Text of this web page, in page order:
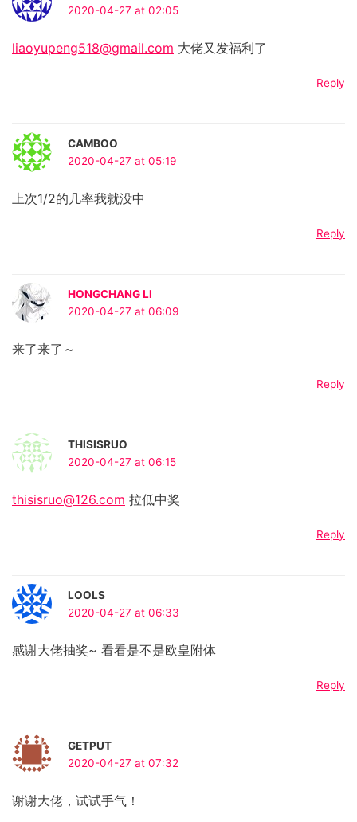
2020-04-27 at 02:05
liaoyupeng518@gmail.com 大佬又发福利了
Reply
CAMBOO
2020-04-27 at 05:19
上次1/2的几率我就没中
Reply
HONGCHANG LI
2020-04-27 at 06:09
来了来了～
Reply
THISISRUO
2020-04-27 at 06:15
thisisruo@126.com 拉低中奖
Reply
LOOLS
2020-04-27 at 06:33
感谢大佬抽奖~ 看看是不是欧皇附体
Reply
GETPUT
2020-04-27 at 07:32
谢谢大佬，试试手气！